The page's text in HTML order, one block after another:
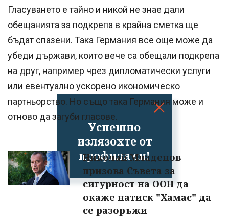
Успешно
излязохте от
профила си!
Гласуването е тайно и никой не знае дали
обещанията за подкрепа в крайна сметка ще
бъдат спазени. Така Германия все още може да
убеди държави, които вече са обещали подкрепа
на друг, например чрез дипломатически услуги
или евентуално ускорено икономическо
партньорство. Но също така Германия може и
отново да загуби гласове.
Николай Младенов
призова Съвета за
сигурност на ООН да
окаже натиск "Хамас" да
се разоръжи